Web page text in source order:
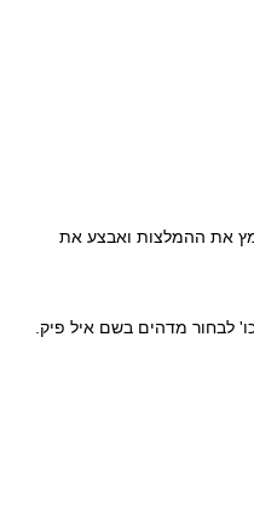
את ההמלצות ואבצע את
לבחור מדהים בשם איל פיק.